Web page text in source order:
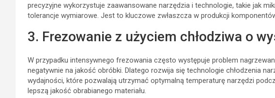
precyzyjne wykorzystuje zaawansowane narzędzia i technologie, takie jak
tolerancje wymiarowe. Jest to kluczowe zwłaszcza w produkcji
3. Frezowanie z użyciem chłodziwa o
W przypadku intensywnego frezowania często występuje problem
negatywnie na jakość obróbki. Dlatego rozwija się technologie chłodzenia
wydajności, które pozwalają utrzymać optymalną temperaturę narzędzi
lepszą jakość obrabianego materiału.